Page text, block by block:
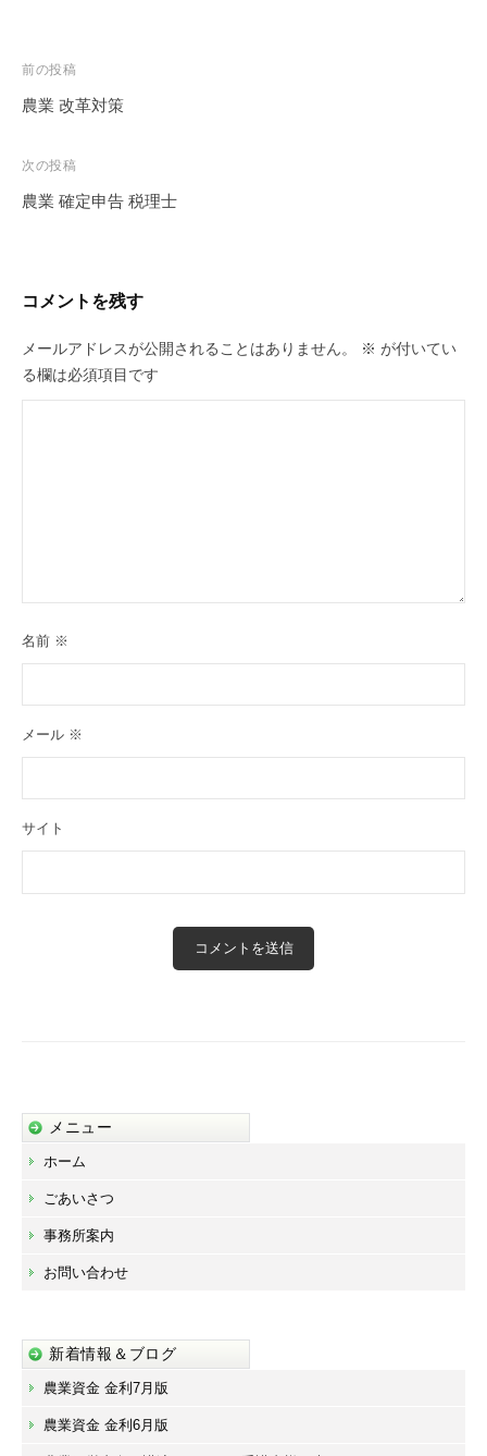
投
稿
ビ
ゲ
ン
前の投稿
農業 改革対策
次の投稿
農業 確定申告 税理士
コメントを残す
メールアドレスが公開されることはありません。 ※ が付いてい
る欄は必須項目です
名前 ※
メール ※
サイト
メニュー
ホーム
ごあいさつ
事務所案内
お問い合わせ
新着情報＆ブログ
農業資金 金利7月版
農業資金 金利6月版